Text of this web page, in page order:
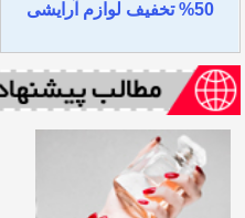
50% تخفیف لوازم آرایشی